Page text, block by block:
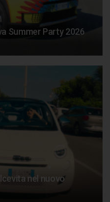
Summer Party 2026
nel nuovo